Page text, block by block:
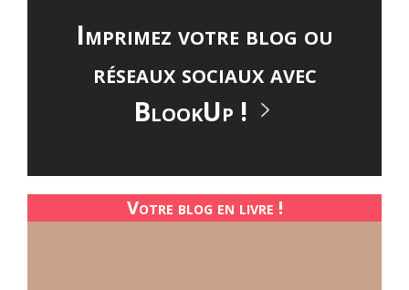
Imprimez votre blog ou
réseaux sociaux avec
BlookUp !
Votre blog en livre !